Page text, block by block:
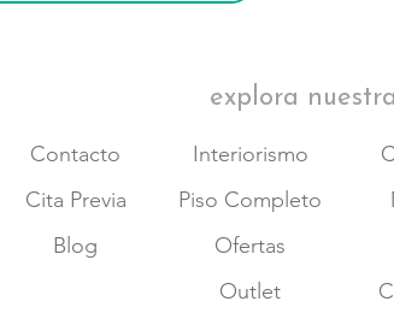
Contacto
Cita Previa
Blog
Interiorismo
Piso Completo
Ofertas
Outlet
explora